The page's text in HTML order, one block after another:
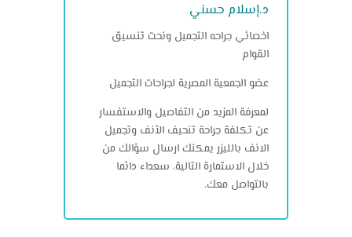
د.إسلام حسني
اخصائي جراحه التجميل ونحت تنسيق
القوام
عضو الجمعية المصرية لجراحات التجميل
لمعرفة المزيد من التفاصيل والاستفسار
عن تكلفة جراحة تنحيف الأنف وتجميل
الانف بالليزر يمكنك ارسال سؤالك من
خلال الاستمارة التالية، سعداء دائما
بالتواصل معك.